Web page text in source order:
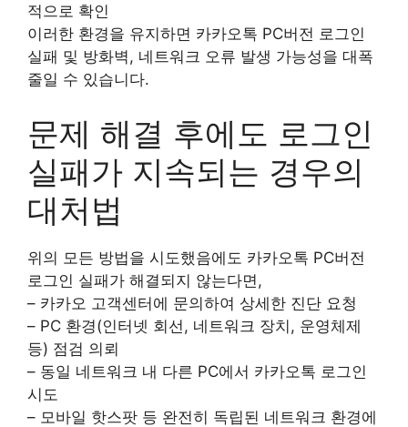
적으로 확인
이러한 환경을 유지하면 카카오톡 PC버전 로그인
실패 및 방화벽, 네트워크 오류 발생 가능성을 대폭
줄일 수 있습니다.
문제 해결 후에도 로그인
실패가 지속되는 경우의
대처법
위의 모든 방법을 시도했음에도 카카오톡 PC버전
로그인 실패가 해결되지 않는다면,
– 카카오 고객센터에 문의하여 상세한 진단 요청
– PC 환경(인터넷 회선, 네트워크 장치, 운영체제
등) 점검 의뢰
– 동일 네트워크 내 다른 PC에서 카카오톡 로그인
시도
– 모바일 핫스팟 등 완전히 독립된 네트워크 환경에